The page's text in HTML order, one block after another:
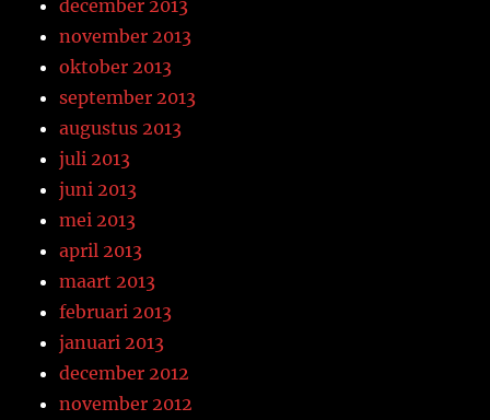
december 2013
november 2013
oktober 2013
september 2013
augustus 2013
juli 2013
juni 2013
mei 2013
april 2013
maart 2013
februari 2013
januari 2013
december 2012
november 2012